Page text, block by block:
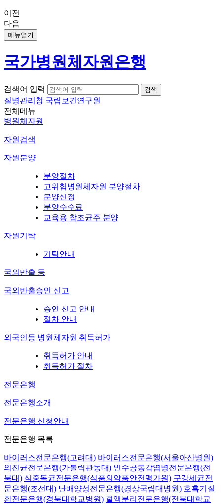
이전
다음
메뉴열기
국가병원체자원은행
검색어 입력
질병관리청 국립보건연구원
전체메뉴
병원체자원
자원검색
자원분양
분양절차
고위험병원체자원 분양절차
분양신청
분양수수료
교육용 참조균주 분양
자원기탁
기탁안내
국외반출 등
국외반출승인 신고
승인 신고 안내
절차 안내
외국인등 병원체자원 취득허가
취득허가 안내
취득허가 절차
전문은행
전문은행소개
전문은행 신청안내
전문은행 목록
바이러스전문은행(고려대) 바이러스전문은행(서울아산병원)
의진균전문은행(가톨릭관동대) 인수공통감염병전문은행(전
북대) 식중독균전문은행(식품의약품안전평가원) 구강세균전
문은행(조선대) 난배양성전문은행(경상국립대병원) 호흡기질
환전문은행(경북대학교병원) 혈액분리전문은행(전북대학교